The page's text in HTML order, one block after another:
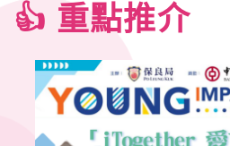
👍 重點推介